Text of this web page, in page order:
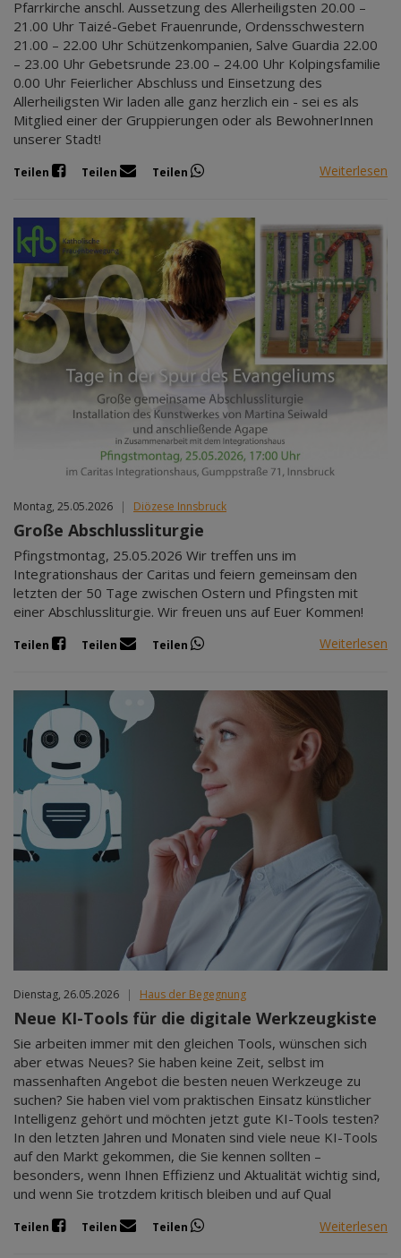
Pfarrkirche anschl. Aussetzung des Allerheiligsten 20.00 –
21.00 Uhr Taizé-Gebet Frauenrunde, Ordensschwestern
21.00 – 22.00 Uhr Schützenkompanien, Salve Guardia 22.00
– 23.00 Uhr Gebetsrunde 23.00 – 24.00 Uhr Kolpingsfamilie
0.00 Uhr Feierlicher Abschluss und Einsetzung des
Allerheiligsten Wir laden alle ganz herzlich ein - sei es als
Mitglied einer der Gruppierungen oder als BewohnerInnen
unserer Stadt!
Teilen Teilen Teilen Weiterlesen
Montag, 25.05.2026 | Diözese Innsbruck
Große Abschlussliturgie
Pfingstmontag, 25.05.2026 Wir treffen uns im
Integrationshaus der Caritas und feiern gemeinsam den
letzten der 50 Tage zwischen Ostern und Pfingsten mit
einer Abschlussliturgie. Wir freuen uns auf Euer Kommen!
Teilen Teilen Teilen Weiterlesen
Dienstag, 26.05.2026 | Haus der Begegnung
Neue KI-Tools für die digitale Werkzeugkiste
Sie arbeiten immer mit den gleichen Tools, wünschen sich
aber etwas Neues? Sie haben keine Zeit, selbst im
massenhaften Angebot die besten neuen Werkzeuge zu
suchen? Sie haben viel vom praktischen Einsatz künstlicher
Intelligenz gehört und möchten jetzt gute KI-Tools testen?
In den letzten Jahren und Monaten sind viele neue KI-Tools
auf den Markt gekommen, die Sie kennen sollten –
besonders, wenn Ihnen Effizienz und Aktualität wichtig sind,
und wenn Sie trotzdem kritisch bleiben und auf Qual
Teilen Teilen Teilen Weiterlesen